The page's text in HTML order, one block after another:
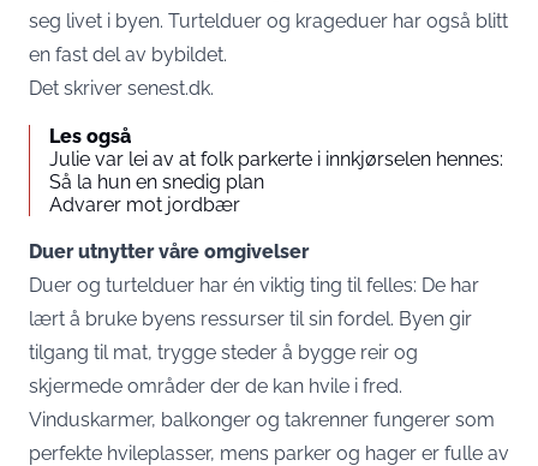
seg livet i byen. Turtelduer og krageduer har også blitt
en fast del av bybildet.
Det skriver senest.dk.
Les også
Julie var lei av at folk parkerte i innkjørselen hennes:
Så la hun en snedig plan
Advarer mot jordbær
Duer utnytter våre omgivelser
Duer og turtelduer har én viktig ting til felles: De har
lært å bruke byens ressurser til sin fordel. Byen gir
tilgang til mat, trygge steder å bygge reir og
skjermede områder der de kan hvile i fred.
Vinduskarmer, balkonger og takrenner fungerer som
perfekte hvileplasser, mens parker og hager er fulle av